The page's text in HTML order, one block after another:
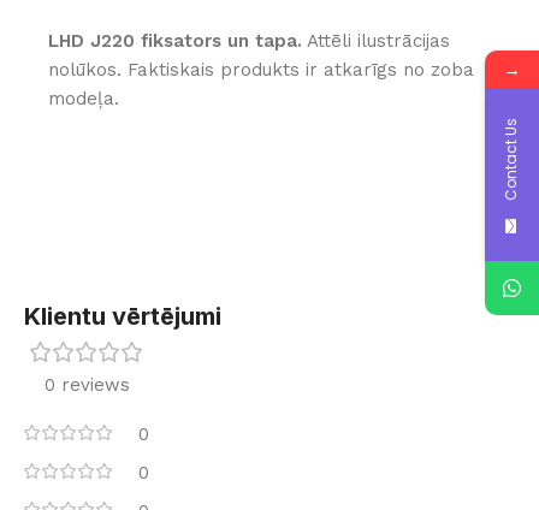
LHD J220 fiksators un tapa. Attēli ilustrācijas
nolūkos. Faktiskais produkts ir atkarīgs no zoba
modeļa.
Klientu vērtējumi
0 reviews
0
0
→
Contact Us